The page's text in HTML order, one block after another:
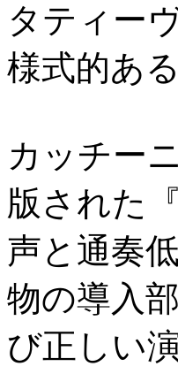
タティー
様式的あ
カッチー
版された
声と通奏
物の導入
び正しい